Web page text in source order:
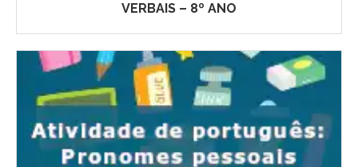
VERBAIS – 8º ANO